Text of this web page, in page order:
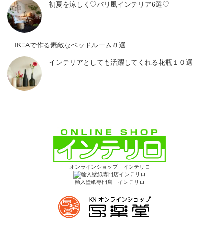
初夏を涼しく♡バリ風インテリア6選♡
IKEAで作る素敵なベッドルーム８選
インテリアとしても活躍してくれる花瓶１０選
オンラインショップ インテリロ
輸入壁紙専門店 インテリロ